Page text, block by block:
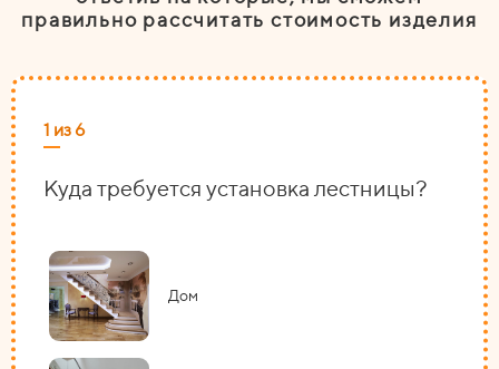
правильно рассчитать стоимость изделия
1 из 6
Куда требуется установка лестницы?
Дом
2